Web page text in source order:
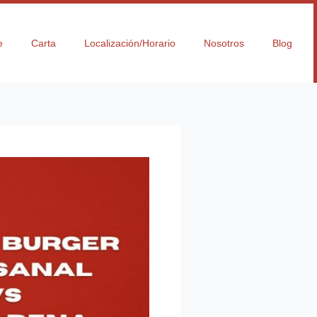
Carta Localización/Horario Nosotros Blog